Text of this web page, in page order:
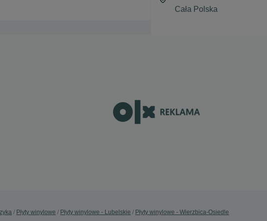
Płyty winylowe Płyty winylowe - Lubelskie Płyty winylowe - Wierzbica-Osiedle